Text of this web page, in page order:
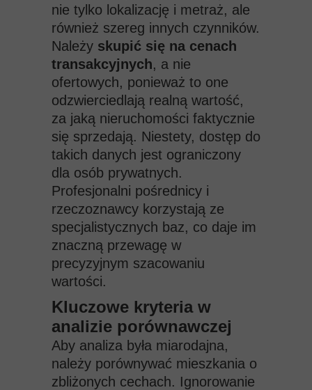
nie tylko lokalizację i metraż, ale
również szereg innych czynników.
Należy skupić się na cenach
transakcyjnych, a nie
ofertowych, ponieważ to one
odzwierciedlają realną wartość,
za jaką nieruchomości faktycznie
się sprzedają. Niestety, dostęp do
takich danych jest ograniczony
dla osób prywatnych.
Profesjonalni pośrednicy i
rzeczoznawcy korzystają ze
specjalistycznych baz, co daje im
znaczną przewagę w
precyzyjnym szacowaniu
wartości.
Kluczowe kryteria w
analizie porównawczej
Aby analiza była miarodajna,
należy porównywać mieszkania o
zbliżonych cechach. Ignorowanie